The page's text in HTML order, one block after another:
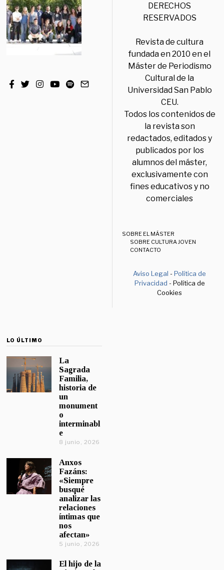
DERECHOS
RESERVADOS
Revista de cultura
fundada en 2010 en el
Máster de Periodismo
Cultural de la
Universidad San Pablo
CEU.
Todos los contenidos de
la revista son
redactados, editados y
publicados por los
alumnos del máster,
exclusivamente con
fines educativos y no
comerciales
SOBRE EL MÁSTER
SOBRE CULTURA JOVEN
CONTACTO
Aviso Legal -Política de
Privacidad - Política de
Cookies
LO ÚLTIMO
La
Sagrada
Familia,
historia de
un
monument
o
interminabl
e
8 junio, 2026
Anxos
Fazáns:
«Siempre
busqué
analizar las
relaciones
íntimas que
nos
afectan»
5 junio, 2026
El hijo de la